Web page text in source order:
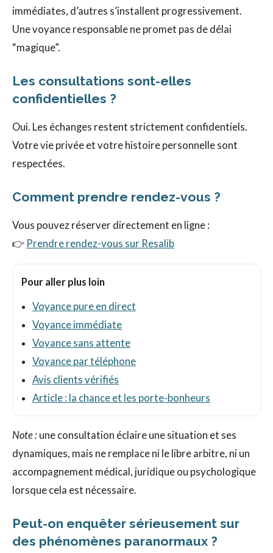
immédiates, d’autres s’installent progressivement.
Une voyance responsable ne promet pas de délai
“magique”.
Les consultations sont-elles
confidentielles ?
Oui. Les échanges restent strictement confidentiels.
Votre vie privée et votre histoire personnelle sont
respectées.
Comment prendre rendez-vous ?
Vous pouvez réserver directement en ligne :
👉 Prendre rendez-vous sur Resalib
Pour aller plus loin
Voyance pure en direct
Voyance immédiate
Voyance sans attente
Voyance par téléphone
Avis clients vérifiés
Article : la chance et les porte-bonheurs
Note : une consultation éclaire une situation et ses
dynamiques, mais ne remplace ni le libre arbitre, ni un
accompagnement médical, juridique ou psychologique
lorsque cela est nécessaire.
Peut-on enquêter sérieusement sur
des phénomènes paranormaux ?